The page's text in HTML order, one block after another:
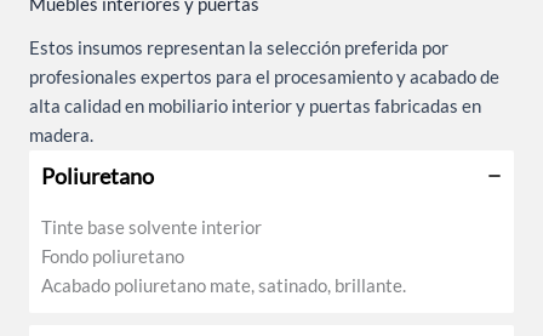
Muebles interiores y puertas
Estos insumos representan la selección preferida por
profesionales expertos para el procesamiento y acabado de
alta calidad en mobiliario interior y puertas fabricadas en
madera.
Poliuretano
Tinte base solvente interior
Fondo poliuretano
Acabado poliuretano mate, satinado, brillante.